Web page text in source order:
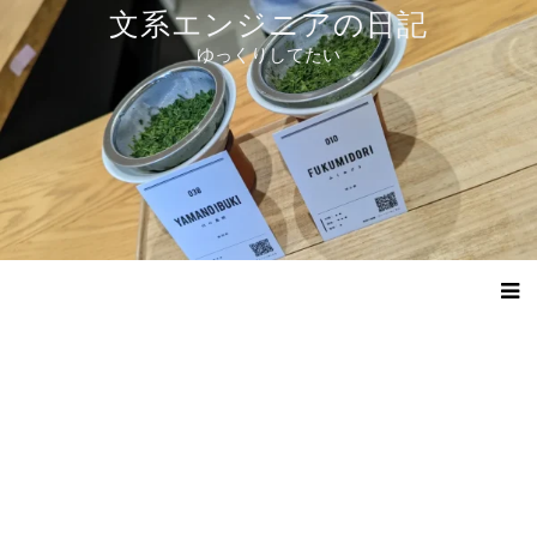
テ
ツ
へ
ス
ッ
プ
文系エンジニアの日記
ゆっくりしてたい